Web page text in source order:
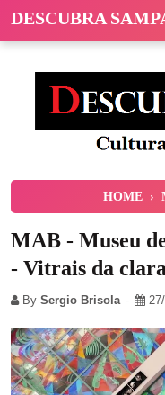
DESCUBRA
HOME ›
MAB - Museu
- Vitrais da
By Sergio Brisola